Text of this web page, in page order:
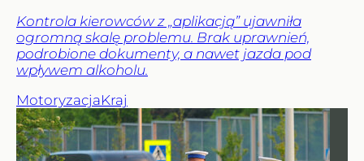
Kontrola kierowców z „aplikacją” ujawniła
ogromną skalę problemu. Brak uprawnień,
podrobione dokumenty, a nawet jazda pod
wpływem alkoholu.
MotoryzacjaKraj